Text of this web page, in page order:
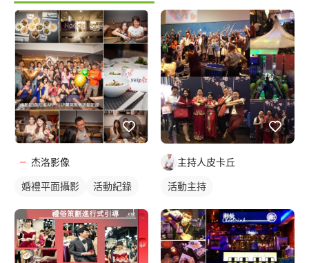
杰洛影像
婚禮平面攝影 活動紀錄
主持人皮卡丘
活動主持